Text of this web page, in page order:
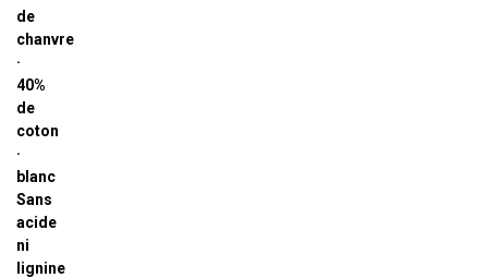
de
chanvre
·
40%
de
coton
·
blanc
Sans
acide
ni
lignine